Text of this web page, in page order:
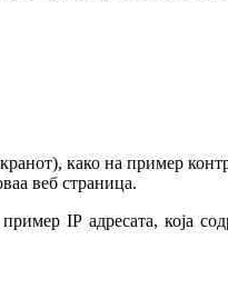
како на пример
веб страница.
IP адресата, која